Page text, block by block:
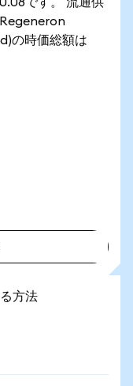
の時価総額は
方法